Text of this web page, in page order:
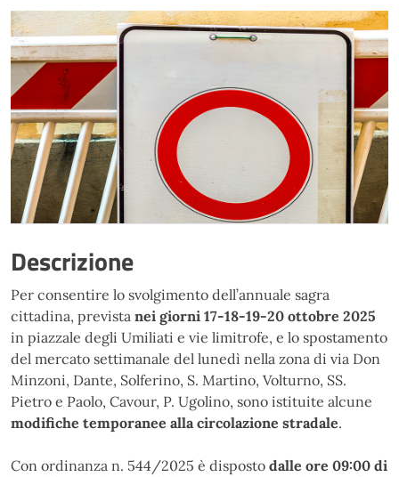
Descrizione
Per consentire lo svolgimento dell’annuale sagra
cittadina, prevista nei giorni 17-18-19-20 ottobre 2025
in piazzale degli Umiliati e vie limitrofe, e lo spostamento
del mercato settimanale del lunedì nella zona di via Don
Minzoni, Dante, Solferino, S. Martino, Volturno, SS.
Pietro e Paolo, Cavour, P. Ugolino, sono istituite alcune
modifiche temporanee alla circolazione stradale.
Con ordinanza n. 544/2025 è disposto dalle ore 09:00 di